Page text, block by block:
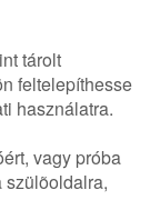
tárolt
feltelepíthesse
használatra.
vagy próba
szülõoldalra,